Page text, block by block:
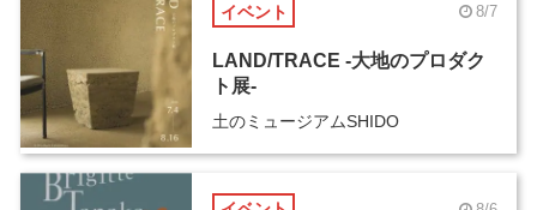
イベント 8/7
LAND/TRACE -大地のプロダク
ト展-
土のミュージアムSHIDO